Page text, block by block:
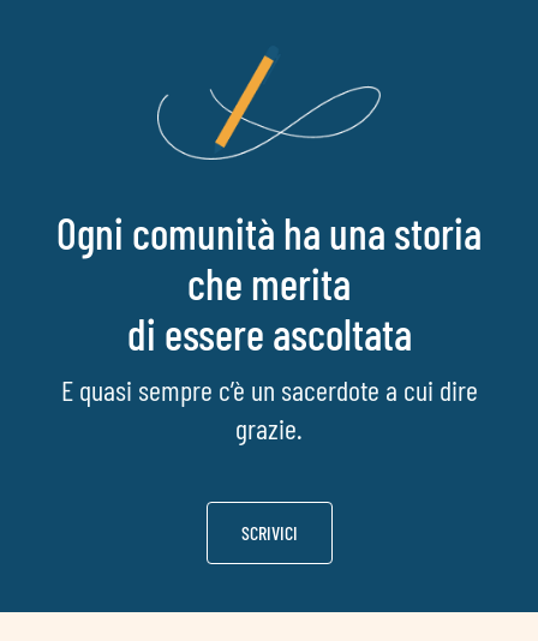
Ogni comunità ha una storia
che merita
di essere ascoltata
E quasi sempre c’è un sacerdote a cui dire
grazie.
SCRIVICI